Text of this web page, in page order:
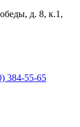
д. 8, к.1,
384-55-65